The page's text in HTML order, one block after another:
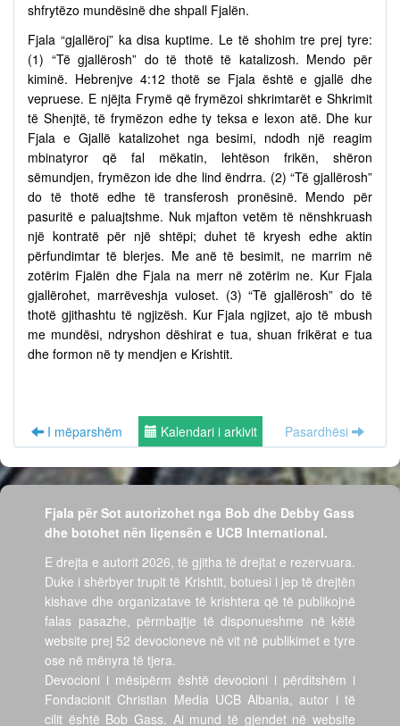
shfrytëzo mundësinë dhe shpall Fjalën.
Fjala “gjallëroj” ka disa kuptime. Le të shohim tre prej tyre:
(1) “Të gjallërosh” do të thotë të katalizosh. Mendo për
kiminë. Hebrenjve 4:12 thotë se Fjala është e gjallë dhe
vepruese. E njëjta Frymë që frymëzoi shkrimtarët e Shkrimit
të Shenjtë, të frymëzon edhe ty teksa e lexon atë. Dhe kur
Fjala e Gjallë katalizohet nga besimi, ndodh një reagim
mbinatyror që fal mëkatin, lehtëson frikën, shëron
sëmundjen, frymëzon ide dhe lind ëndrra. (2) “Të gjallërosh”
do të thotë edhe të transferosh pronësinë. Mendo për
pasuritë e paluajtshme. Nuk mjafton vetëm të nënshkruash
një kontratë për një shtëpi; duhet të kryesh edhe aktin
përfundimtar të blerjes. Me anë të besimit, ne marrim në
zotërim Fjalën dhe Fjala na merr në zotërim ne. Kur Fjala
gjallërohet, marrëveshja vuloset. (3) “Të gjallërosh” do të
thotë gjithashtu të ngjizësh. Kur Fjala ngjizet, ajo të mbush
me mundësi, ndryshon dëshirat e tua, shuan frikërat e tua
dhe formon në ty mendjen e Krishtit.
I mëparshëm Kalendari i arkivit Pasardhësi
Fjala për Sot autorizohet nga Bob dhe Debby Gass
dhe botohet nën liçensën e UCB International.
E drejta e autorit 2026, të gjitha të drejtat e rezervuara.
Duke i shërbyer trupit të Krishtit, botuesi i jep të drejtën
kishave dhe organizatave të krishtera që të publikojnë
falas pasazhe, përmbajtje të disponueshme në këtë
website prej 52 devocioneve në vit në publikimet e tyre
ose në mënyra të tjera.
Devocioni i mësipërm është devocioni i përditshëm i
Fondacionit Christian Media UCB Albania, autor i të
cilit është Bob Gass. Ai mund të gjendet në website